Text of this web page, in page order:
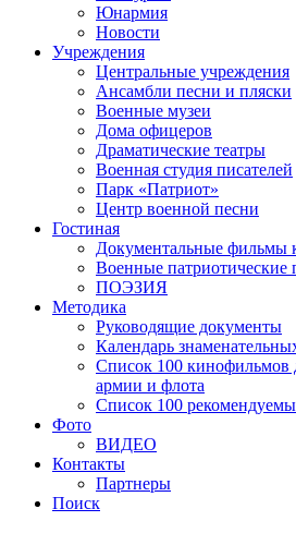
Юнармия
Новости
Учреждения
Центральные учреждения
Ансамбли песни и пляски
Военные музеи
Дома офицеров
Драматические театры
Военная студия писателей
Парк «Патриот»
Центр военной песни
Гостиная
Документальные
Военные патриотические
ПОЭЗИЯ
Методика
Руководящие документы
Календарь
Список 100 кинофильмов
армии и флота
Список 100
Фото
ВИДЕО
Контакты
Партнеры
Поиск